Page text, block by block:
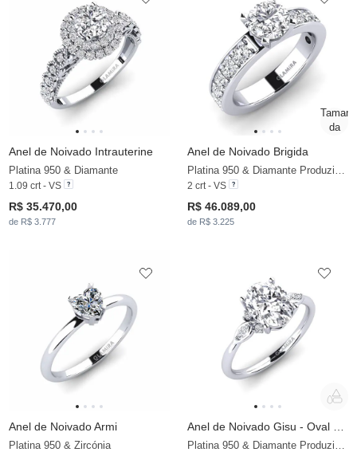
Anel de Noivado Intrauterine
Platina 950 & Diamante
1.09 crt - VS
R$ 35.470,00
de R$ 3.777
Anel de Noivado Brigida
2 crt - VS
R$ 46.089,00
de R$ 3.225
Anel de Noivado Armi
Platina 950 & Zircónia